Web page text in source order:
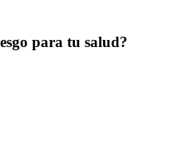
para tu salud?